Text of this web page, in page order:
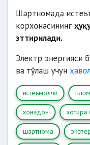
Шартномада
корхонасининг
эттирилади.
Электр энергияси
ва тўлаш учун
истеъмолчи
хонадон хотира
шартнома